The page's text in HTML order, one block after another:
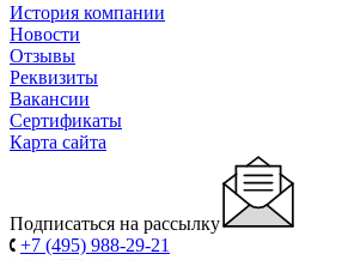
История компании
Новости
Отзывы
Реквизиты
Вакансии
Сертификаты
Карта сайта
Подписаться на рассылку
+7 (495) 988-29-21